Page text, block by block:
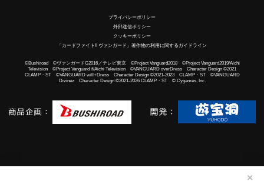
✕
プライバシーポリシー
外部送信ポリシー
クッキーポリシー
「カードファイト!! ヴァンガード」著作物の利用に関するガイドライン
©Bushiroad ©ヴァンガードG2016／テレビ東京 ©Project Vanguard2018 ©Project Vanguard2019/Aichi
Television ©Project Vanguard if/Aichi Television ©VANGUARD overDress Character Design ©2021
CLAMP・ST ©VANGUARD will+Dress Character Design ©2021-2023 CLAMP・ST ©VANGUARD
Divinez Character Design ©2021-2026 CLAMP・ST © Cygames, Inc.